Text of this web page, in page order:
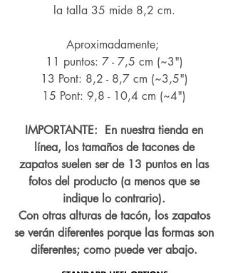
la talla 35 mide 8,2 cm.
Aproximadamente;
11 puntos: 7 - 7,5 cm (~3")
13 Pont: 8,2 - 8,7 cm (~3,5")
15 Pont: 9,8 - 10,4 cm (~4")
IMPORTANTE: En nuestra tienda en
línea, los tamaños de tacones de
zapatos suelen ser de 13 puntos en las
fotos del producto (a menos que se
indique lo contrario).
Con otras alturas de tacón, los zapatos
se verán diferentes porque las formas son
diferentes; como puede ver abajo.